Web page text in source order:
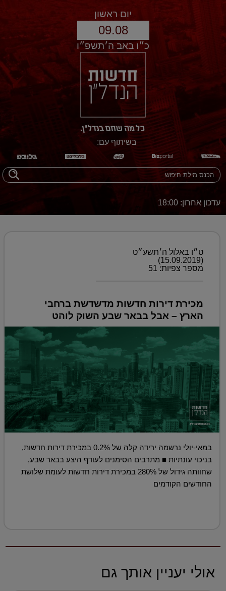
יום ראשון
09.08
כ״ו באב ה׳תשפ״ו
בשיתוף עם:
עדכון אחרון: 18:00
ט״ו באלול ה׳תשע״ט
(15.09.2019)
מספר צפיות: 51
מכירת דירות חדשות מדשדשת ברחבי
הארץ – אבל בבאר שבע השוק לוהט
במאי-יולי נרשמה ירידה קלה של 0.2% במכירת דירות חדשות,
בניכוי עונתיות ■ מתרבים הסימנים לעודף היצע בבאר שבע,
שחוותה גידול של 280% במכירת דירות חדשות לעומת שלושת
החודשים הקודמים
אולי יעניין אותך גם